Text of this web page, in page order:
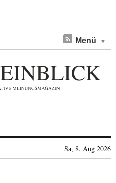
Menü
Sa, 8. Aug 2026